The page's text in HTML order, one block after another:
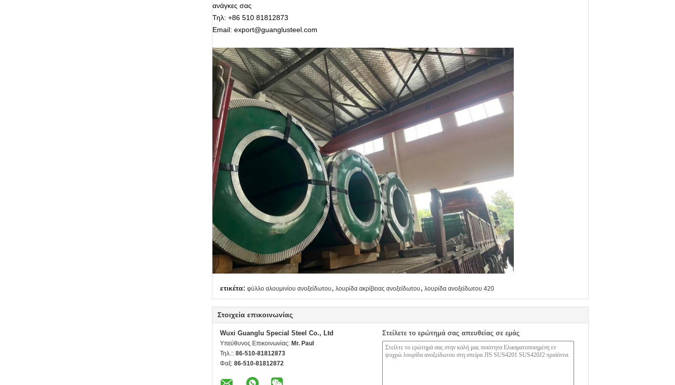
ανάγκες σας
Τηλ: +86 510 81812873
Email: export@guanglusteel.com
ετικέτα: φύλλο αλουμινίου ανοξείδωτου, λουρίδα ακρίβειας ανοξείδωτου, λουρίδα ανοξείδωτου 420
Στοιχεία επικοινωνίας
Wuxi Guanglu Special Steel Co., Ltd
Υπεύθυνος Επικοινωνίας: Mr. Paul
Τηλ.:: 86-510-81812873
Φαξ: 86-510-81812872
Στείλετε το ερώτημά σας απευθείας σε εμάς